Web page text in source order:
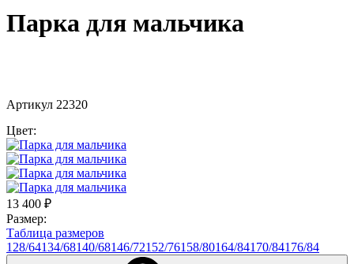
Парка для мальчика
Артикул 22320
Цвет:
13 400 ₽
Размер:
Таблица размеров
128/64134/68140/68146/72152/76158/80164/84170/84176/84